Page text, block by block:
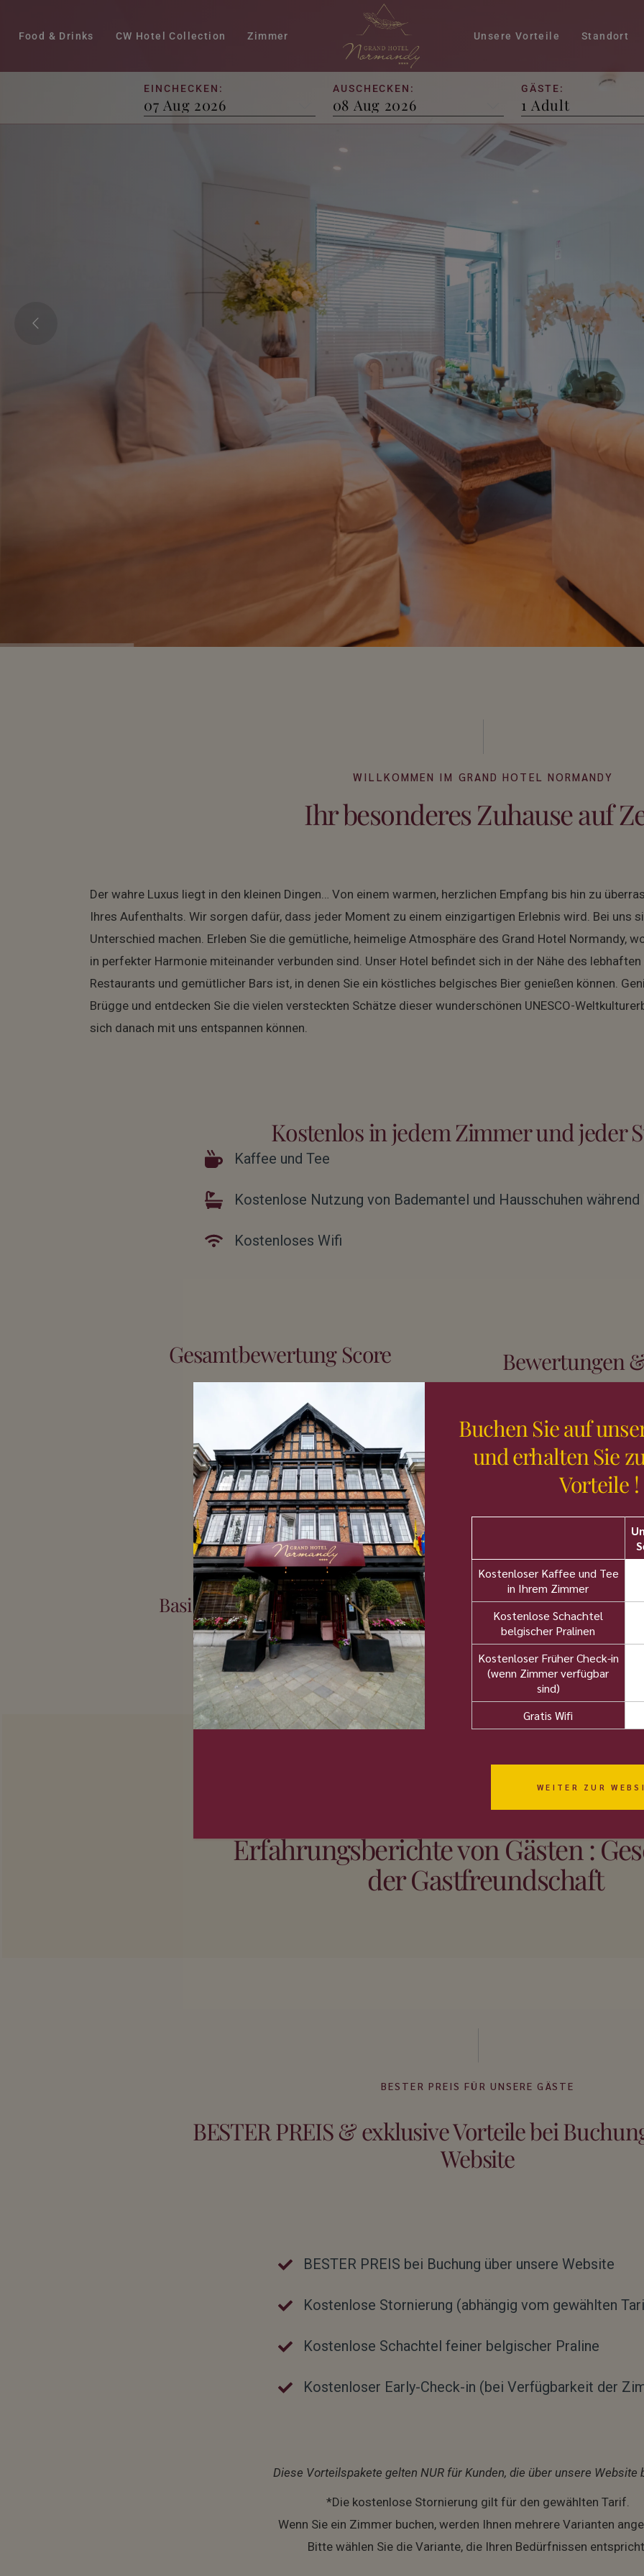
Food & Drinks CW Hotel Collection Zimmer
Family Quadruple Room
Budget Room
Penthouse
Unsere Vorteile Standort
EINCHECKEN: AUSCHECKEN: GÄSTE:
WILLKOMMEN IM GRAND HOTEL NORMANDY
Ihr besonderes Zuhause auf
Der wahre Luxus liegt in den kleinen Dingen… Von einem warmen, herzlichen Empfang bis hin zu
Ihres Aufenthalts. Wir sorgen dafür, dass jeder Moment zu einem einzigartigen Erlebnis wird. Bei uns
Unterschied machen. Erleben Sie die gemütliche, heimelige Atmosphäre des Grand Hotel Normandy,
in perfekter Harmonie miteinander verbunden sind. Unser Hotel befindet sich in der Nähe des
Restaurants und gemütlicher Bars ist, in denen Sie ein köstliches belgisches Bier genießen können.
Brügge und entdecken Sie die vielen versteckten Schätze dieser wunderschönen UNESCO-
sich danach mit uns entspannen können.
Kostenlos in jedem Zimmer und jeder
Kaffee und Tee
Kostenlose Nutzung von Bademantel und Hausschuhen
Kostenloses Wifi
Bewertungen
Bewertungen)
Hotels.com
(360+ Bewertungen)
Expedia - "Wunderbar"
Google (500+
Gesamtbewertung Score
90%
Basierend auf mehr als 10 000
Nutzerbewertungen
SEHEN SIE, WAS UNSERE GÄSTE SAGEN
Erfahrungsberichte von Gästen :
der Gastfreundschaft
BESTER PREIS FÜR UNSERE GÄSTE
BESTER PREIS & exklusive Vorteile bei
Website
BESTER PREIS bei Buchung über unsere Website
Kostenlose Stornierung (abhängig vom gewählten
Kostenlose Schachtel feiner belgischer Praline
Kostenloser Early-Check-in (bei Verfügbarkeit der
Diese Vorteilspakete gelten NUR für Kunden, die über unsere Website
*Die kostenlose Stornierung gilt für den gewählten Tarif.
Wenn Sie ein Zimmer buchen, werden Ihnen mehrere Varianten
Bitte wählen Sie die Variante, die Ihren Bedürfnissen
Buchen Sie auf
und erhalten Sie
Vorteile !
Kostenloser Kaffee und Tee
in Ihrem Zimmer
Kostenlose Schachtel
belgischer Pralinen
Kostenloser Früher Check-in
(wenn Zimmer verfügbar
sind)
Gratis Wifi
WEITER ZUR